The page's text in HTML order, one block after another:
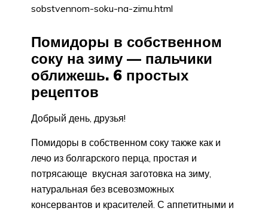
sobstvennom-soku-na-zimu.html
Помидоры в собственном
соку на зиму — пальчики
оближешь. 6 простых
рецептов
Добрый день, друзья!
Помидоры в собственном соку также как и
лечо из болгарского перца, простая и
потрясающе вкусная заготовка на зиму,
натуральная без всевозможных
консервантов и красителей. С аппетитными и